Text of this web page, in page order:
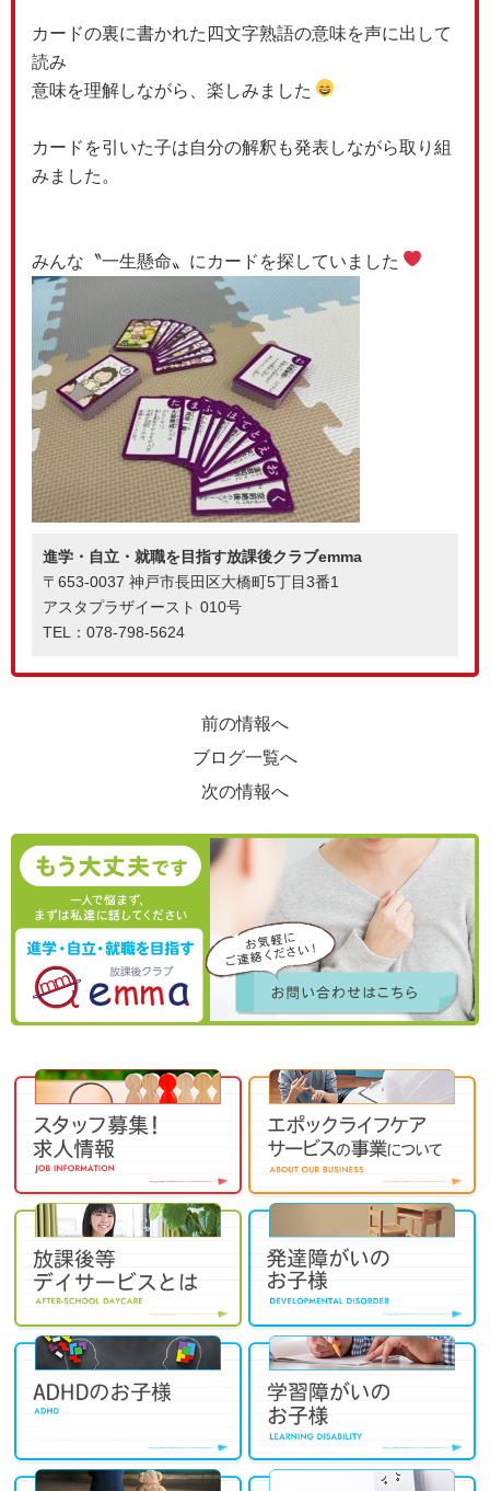
カードの裏に書かれた四文字熟語の意味を声に出して
読み
意味を理解しながら、楽しみました
カードを引いた子は自分の解釈も発表しながら取り組
みました。
みんな〝一生懸命〟にカードを探していました
進学・自立・就職を目指す放課後クラブemma
〒653-0037 神戸市長田区大橋町5丁目3番1
アスタプラザイースト 010号
TEL：078-798-5624
前の情報へ
ブログ一覧へ
次の情報へ